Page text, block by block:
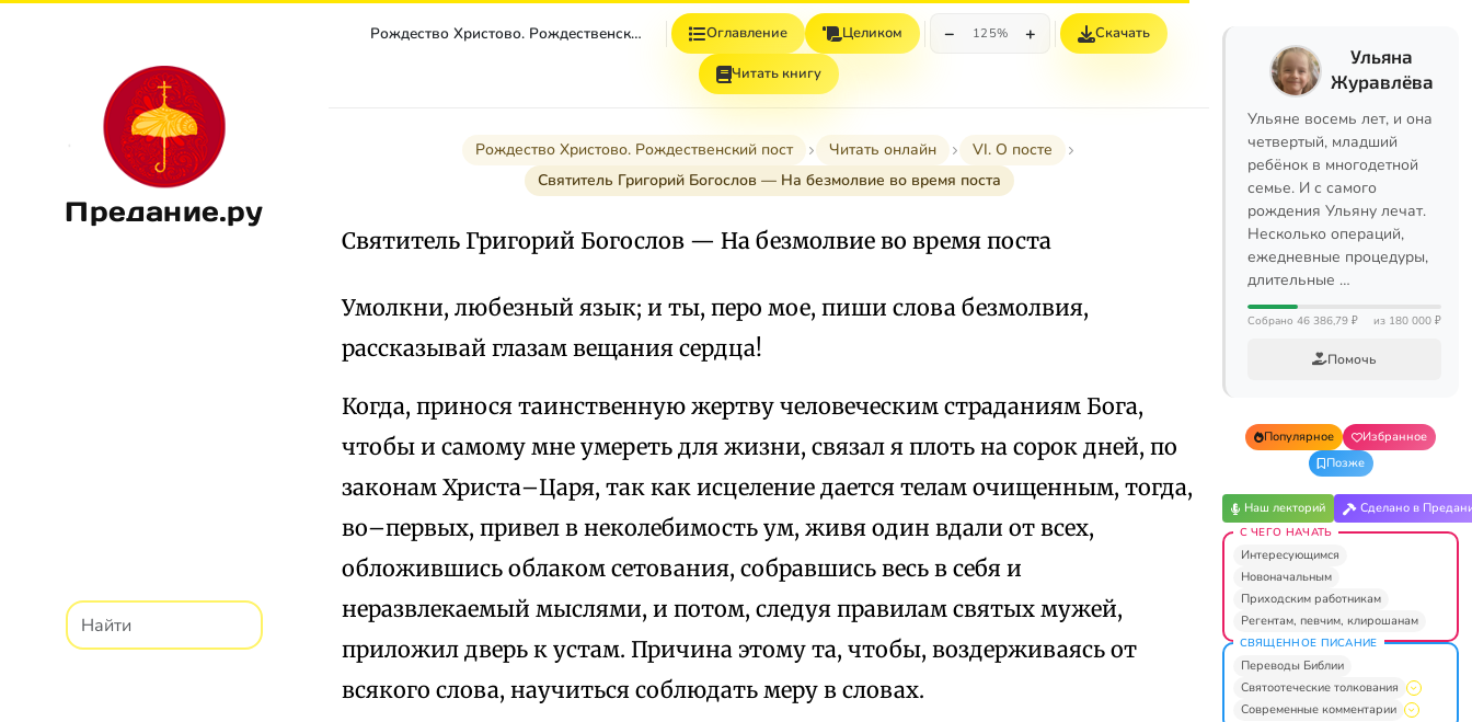
Предание.ру
Рождество Христово. Рождественский Пост Оглавление Целиком − 125% + Скачать
Читать книгу
Рождество Христово. Рождественский пост Читать онлайн
VI. О посте
Святитель Григорий Богослов — На безмолвие во время поста
Святитель Григорий Богослов — На безмолвие во время поста
Умолкни, любезный язык; и ты, перо мое, пиши слова безмолвия,
рассказывай глазам вещания сердца!
Когда, принося таинственную жертву человеческим страданиям Бога,
чтобы и самому мне умереть для жизни, связал я плоть на сорок дней, по
законам Христа–Царя, так как исцеление дается телам очищенным, тогда,
во–первых, привел в неколебимость ум, живя один вдали от всех,
обложившись облаком сетования, собравшись весь в себя и
неразвлекаемый мыслями, и потом, следуя правилам святых мужей,
приложил дверь к устам. Причина этому та, чтобы, воздерживаясь от
всякого слова, научиться соблюдать меру в словах.
Ульяна
Журавлёва
Ульяне восемь лет, и она
четвертый, младший
ребёнок в многодетной
семье. И с самого
рождения Ульяну лечат.
Несколько операций,
ежедневные процедуры,
длительные …
Собрано 46 386,79 ₽ из 180 000 ₽
Помочь
Популярное
Избранное
Позже
Наш лекторий Сделано в
С ЧЕГО НАЧАТЬ
Интересующимся
Новоначальным
Приходским работникам
Регентам, певчим, клирошанам
СВЯЩЕННОЕ ПИСАНИЕ
Переводы Библии
Святоотеческие толкования
Современные комментарии